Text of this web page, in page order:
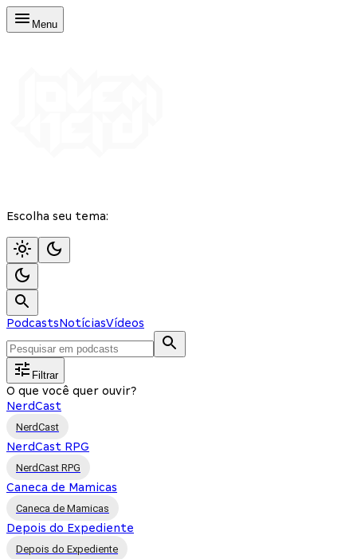
Menu
Escolha seu tema:
PodcastsNotíciasVídeos
Filtrar
O que você quer ouvir?
NerdCast
NerdCast
NerdCast RPG
NerdCast RPG
Caneca de Mamicas
Caneca de Mamicas
Depois do Expediente
Depois do Expediente